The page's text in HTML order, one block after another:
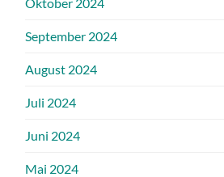
September 2024
August 2024
Juli 2024
Juni 2024
Mai 2024